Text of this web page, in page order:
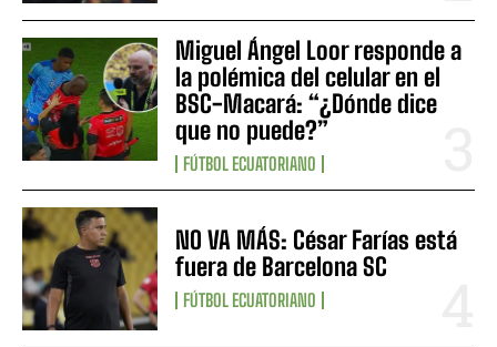
Miguel Ángel Loor responde a
la polémica del celular en el
BSC-Macará: “¿Dónde dice
que no puede?”
FÚTBOL ECUATORIANO
NO VA MÁS: César Farías está
fuera de Barcelona SC
FÚTBOL ECUATORIANO